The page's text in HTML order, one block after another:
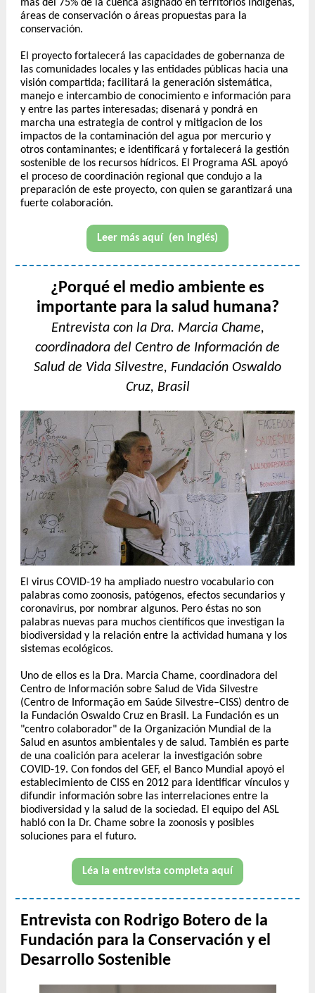
más del 75% de la cuenca asignado en territorios indígenas,
áreas de conservación o áreas propuestas para la
conservación.
El proyecto fortalecerá las capacidades de gobernanza de
las comunidades locales y las entidades públicas hacia una
visión compartida; facilitará la generación sistemática,
manejo e intercambio de conocimiento e información para
y entre las partes interesadas; disenará y pondrá en
marcha una estrategia de control y mitigacion de los
impactos de la contaminación del agua por mercurio y
otros contaminantes; e identificará y fortalecerá la gestión
sostenible de los recursos hídricos. El Programa ASL apoyó
el proceso de coordinación regional que condujo a la
preparación de este proyecto, con quien se garantizará una
fuerte colaboración.
Leer más aquí (en inglés)
¿Porqué el medio ambiente es
importante para la salud humana?
Entrevista con la Dra. Marcia Chame,
coordinadora del Centro de Información de
Salud de Vida Silvestre, Fundación Oswaldo
Cruz, Brasil
El virus COVID-19 ha ampliado nuestro vocabulario con
palabras como zoonosis, patógenos, efectos secundarios y
coronavirus, por nombrar algunos. Pero éstas no son
palabras nuevas para muchos científicos que investigan la
biodiversidad y la relación entre la actividad humana y los
sistemas ecológicos.
Uno de ellos es la Dra. Marcia Chame, coordinadora del
Centro de Información sobre Salud de Vida Silvestre
(Centro de Informação em Saúde Silvestre–CISS) dentro de
la Fundación Oswaldo Cruz en Brasil. La Fundación es un
"centro colaborador" de la Organización Mundial de la
Salud en asuntos ambientales y de salud. También es parte
de una coalición para acelerar la investigación sobre
COVID-19. Con fondos del GEF, el Banco Mundial apoyó el
establecimiento de CISS en 2012 para identificar vínculos y
difundir información sobre las interrelaciones entre la
biodiversidad y la salud de la sociedad. El equipo del ASL
habló con la Dr. Chame sobre la zoonosis y posibles
soluciones para el futuro.
Léa la entrevista completa aquí
Entrevista con Rodrigo Botero de la
Fundación para la Conservación y el
Desarrollo Sostenible